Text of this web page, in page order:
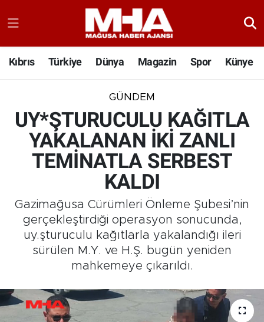
Kıbrıs Türkiye Dünya Magazin Spor Künye
GÜNDEM
UY*ŞTURUCULU KAĞITLA
YAKALANAN İKİ ZANLI
TEMİNATLA SERBEST
KALDI
Gazimağusa Cürümleri Önleme Şubesi’nin
gerçekleştirdiği operasyon sonucunda,
uy.şturuculu kağıtlarla yakalandığı ileri
sürülen M.Y. ve H.Ş. bugün yeniden
mahkemeye çıkarıldı.